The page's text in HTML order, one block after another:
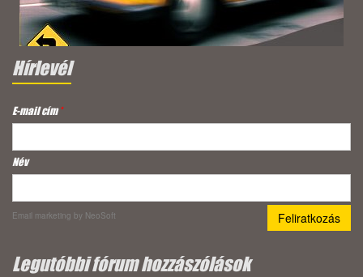
Hírlevél
E-mail cím*
Név
Email marketing by NeoSoft
Legutóbbi fórum hozzászólások